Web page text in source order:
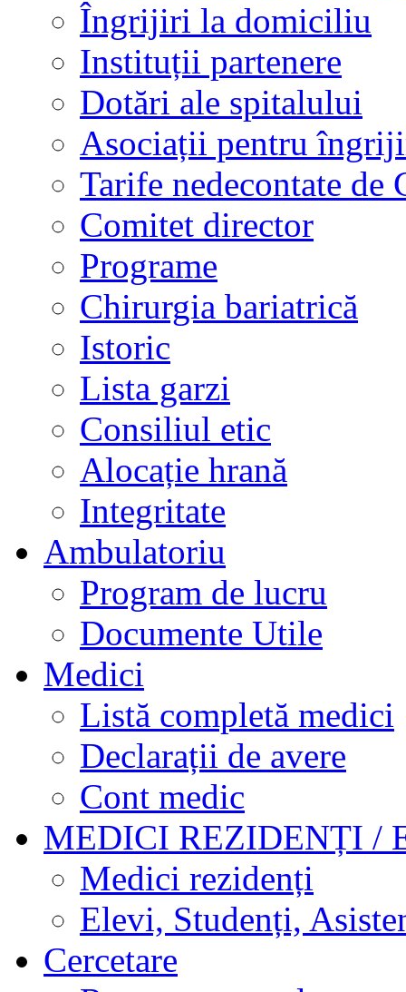
Îngrijiri la domiciliu
Instituții partenere
Dotări ale spitalului
Asociații pentru
Tarife nedecontate de
Comitet director
Programe
Chirurgia bariatrică
Istoric
Lista garzi
Consiliul etic
Alocație hrană
Integritate
Ambulatoriu
Program de lucru
Documente Utile
Medici
Listă completă medici
Declarații de avere
Cont medic
MEDICI REZIDENȚI /
Medici rezidenți
Elevi, Studenți,
Cercetare